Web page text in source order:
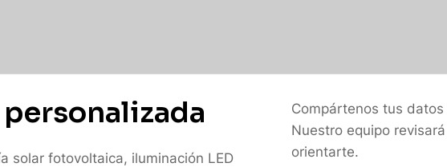
personalizada
solar fotovoltaica, iluminación LED
Compártenos tus
Nuestro equipo
orientarte.